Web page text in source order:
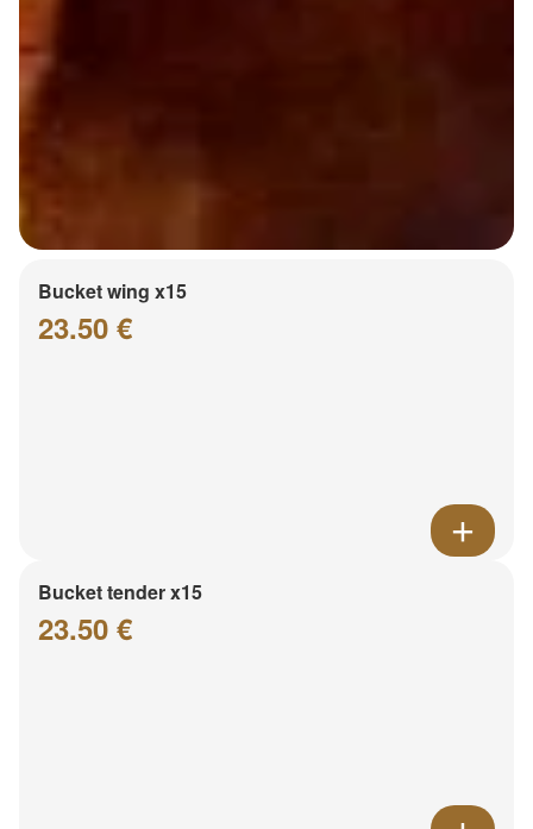
Bucket wing x15
23.50 €
Bucket tender x15
23.50 €